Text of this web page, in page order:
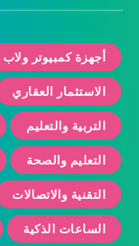
أجهزة كمبيوتر
الاستثمار العقاري
التربية والتعليم
التعليم والصحة
التقنية والاتصالات
الساعات الذكية